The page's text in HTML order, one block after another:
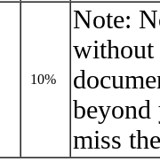
10%
Note:
without
beyond
miss